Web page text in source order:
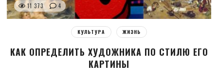
11 373 4
КУЛЬТУРА ЖИЗНЬ
КАК ОПРЕДЕЛИТЬ ХУДОЖНИКА ПО СТИЛЮ ЕГО
КАРТИНЫ